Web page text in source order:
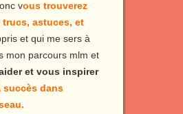
vous trouverez
astuces, et
et qui me sers à
mon parcours mlm et
et vous inspirer
succès dans